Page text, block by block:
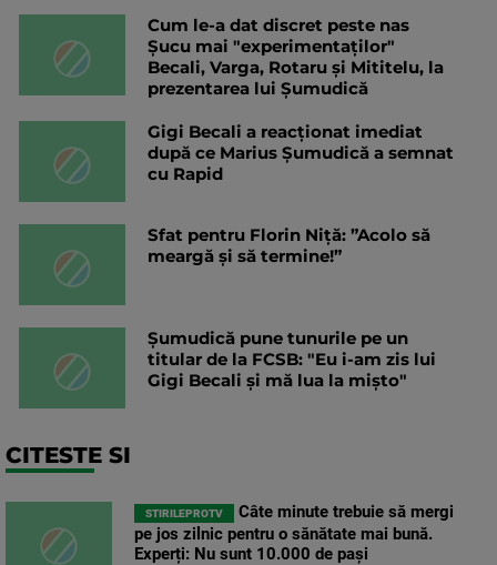
Cum le-a dat discret peste nas
Șucu mai "experimentaților"
Becali, Varga, Rotaru și Mititelu, la
prezentarea lui Șumudică
Gigi Becali a reacționat imediat
după ce Marius Șumudică a semnat
cu Rapid
Sfat pentru Florin Niță: ”Acolo să
meargă și să termine!”
Șumudică pune tunurile pe un
titular de la FCSB: "Eu i-am zis lui
Gigi Becali și mă lua la mișto"
CITESTE SI
STIRILEPROTV
Câte minute trebuie să mergi
pe jos zilnic pentru o sănătate mai bună.
Experți: Nu sunt 10.000 de pași